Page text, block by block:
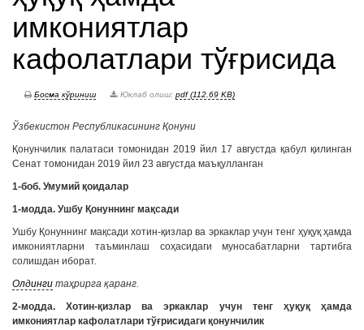
имкониятлар
кафолатлари тўғрисида
Босма кўриниш Юклаб олиш: pdf (112.69 KB)
Ўзбекистон Республикасининг Қонуни
Қонунчилик палатаси томонидан 2019 йил 17 августда қабул қилинган
Сенат томонидан 2019 йил 23 августда маъқулланган
1-боб. Умумий қоидалар
1-модда. Ушбу Қонуннинг мақсади
Ушбу Қонуннинг мақсади хотин-қизлар ва эркаклар учун тенг ҳуқуқ ҳамда
имкониятларни таъминлаш соҳасидаги муносабатларни тартибга
солишдан иборат.
Олдинги таҳрирга қаранг.
2-модда. Хотин-қизлар ва эркаклар учун тенг ҳуқуқ ҳамда
имкониятлар кафолатлари тўғрисидаги қонунчилик